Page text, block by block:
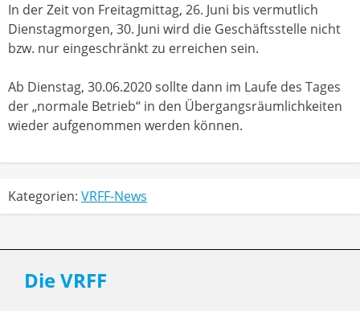
In der Zeit von Freitagmittag, 26. Juni bis vermutlich
Dienstagmorgen, 30. Juni wird die Geschäftsstelle nicht
bzw. nur eingeschränkt zu erreichen sein.
Ab Dienstag, 30.06.2020 sollte dann im Laufe des Tages
der „normale Betrieb“ in den Übergangsräumlichkeiten
wieder aufgenommen werden können.
Kategorien: VRFF-News
Die VRFF